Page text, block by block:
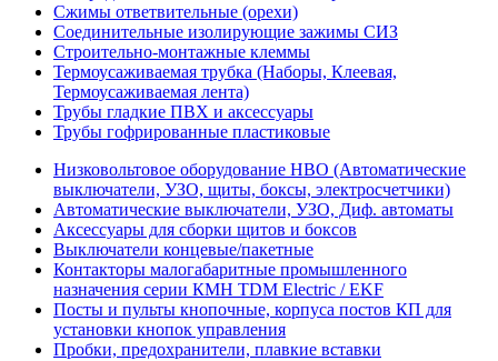
Сжимы ответвительные (орехи)
Соединительные изолирующие зажимы СИЗ
Строительно-монтажные клеммы
Термоусаживаемая трубка (Наборы, Клеевая,
Термоусаживаемая лента)
Трубы гладкие ПВХ и аксессуары
Трубы гофрированные пластиковые
Низковольтовое оборудование НВО (Автоматические
выключатели, УЗО, щиты, боксы, электросчетчики)
Автоматические выключатели, УЗО, Диф. автоматы
Аксессуары для сборки щитов и боксов
Выключатели концевые/пакетные
Контакторы малогабаритные промышленного
назначения серии КМН TDM Electric / EKF
Посты и пульты кнопочные, корпуса постов КП для
установки кнопок управления
Пробки, предохранители, плавкие вставки